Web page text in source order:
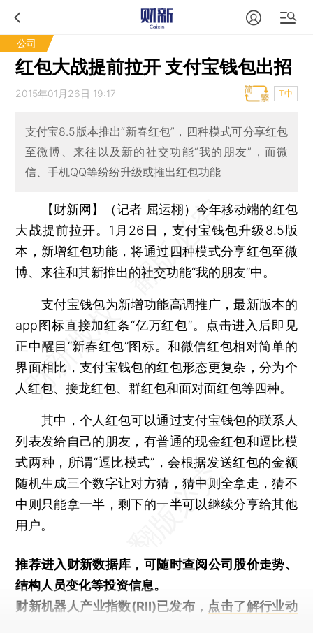
公司
红包大战提前拉开 支付宝钱包出招
2015年01月26日 19:17 T中
支付宝8.5版本推出“新春红包”，四种模式可分享红包
至微博、来往以及新的社交功能“我的朋友”，而微
信、手机QQ等纷纷升级或推出红包功能
【财新网】（记者 屈运栩） 今年移动端的红包
大战提前拉开。1月26日， 支付宝钱包升级8.5版
本，新增红包功能，将通过四种模式分享红包至微
博、来往和其新推出的社交功能“我的朋友”中。
支付宝钱包为新增功能高调推广，最新版本的
app图标直接加红条“亿万红包”。点击进入后即见
正中醒目“新春红包”图标。和微信红包相对简单的
界面相比，支付宝钱包的红包形态更复杂，分为个
人红包、接龙红包、群红包和面对面红包等四种。
其中，个人红包可以通过支付宝钱包的联系人
列表发给自己的朋友，有普通的现金红包和逗比模
式两种，所谓“逗比模式”，会根据发送红包的金额
随机生成三个数字让对方猜，猜中则全拿走，猜不
中则只能拿一半，剩下的一半可以继续分享给其他
用户。
推荐进入财新数据库 ，可随时查阅公司股价走势、
结构人员变化等投资信息。
财新机器人产业指数(RII)已发布， 点击了解行业动